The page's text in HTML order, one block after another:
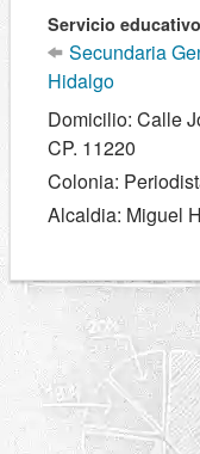
Servicio
Secundaria
Hidalgo
Domicilio: Calle
CP. 11220
Colonia:
Alcaldia: Miguel